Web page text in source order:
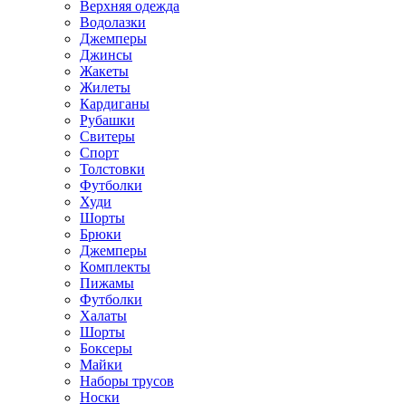
Верхняя одежда
Водолазки
Джемперы
Джинсы
Жакеты
Жилеты
Кардиганы
Рубашки
Свитеры
Спорт
Толстовки
Футболки
Худи
Шорты
Брюки
Джемперы
Комплекты
Пижамы
Футболки
Халаты
Шорты
Боксеры
Майки
Наборы трусов
Носки